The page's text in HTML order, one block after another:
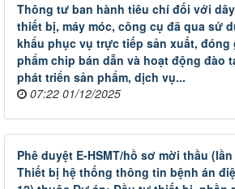
Thông tư ban hành tiêu chí đối với
thiết bị, máy móc, công cụ đã qua sử
khẩu phục vụ trực tiếp sản xuất, đóng
phẩm chip bán dẫn và hoạt động đào
phát triển sản phẩm, dịch vụ...
07:22 01/12/2025
Phê duyệt E-HSMT/hồ sơ mời thầu
Thiết bị hệ thống thông tin bệnh án